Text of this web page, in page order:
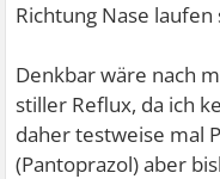
Richtung Nase laufen
Denkbar wäre nach
stiller Reflux, da ich
daher testweise mal
(Pantoprazol) aber